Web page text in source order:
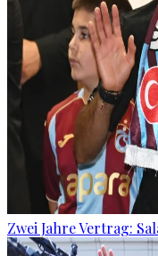
Zwei Jahre Vertrag: